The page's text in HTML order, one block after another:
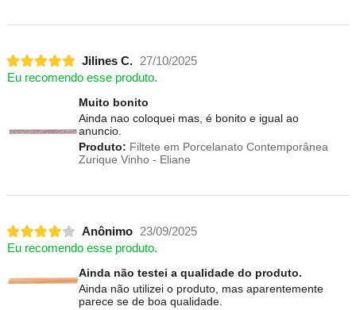
Jilines C.
27/10/2025
Eu recomendo esse produto.
Muito bonito
Ainda nao coloquei mas, é bonito e igual ao
anuncio.
Produto: Filtete em Porcelanato Contemporânea
Zurique Vinho - Eliane
Anônimo
23/09/2025
Eu recomendo esse produto.
Ainda não testei a qualidade do produto.
Ainda não utilizei o produto, mas aparentemente
parece se de boa qualidade.